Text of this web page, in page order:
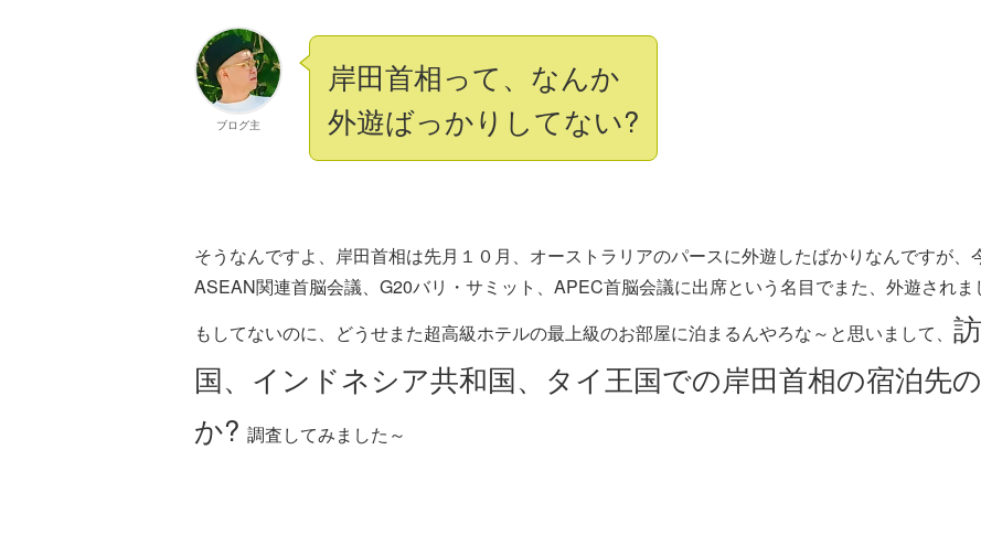
ブログ主
岸田首相って、なんか
外遊ばっかりしてない?
そうなんですよ、岸田首相は先月１０月、オーストラリアのパースに外遊したばかりなんですが
ASEAN関連首脳会議、G20バリ・サミット、APEC首脳会議に出席という名目でまた、外遊され
もしてないのに、どうせまた超高級ホテルの最上級のお部屋に泊まるんやろな～と思いまして、
国、インドネシア共和国、タイ王国での岸田首相の宿泊先
か? 調査してみました～